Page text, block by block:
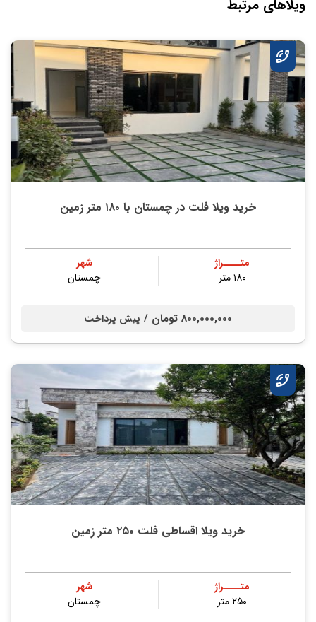
ویلاهای مرتبط
خرید ویلا فلت در چمستان با ۱۸۰ متر زمین
متــــراژ
۱۸۰ متر
شهر
چمستان
800,000,000 تومان / پیش پرداخت
خرید ویلا اقساطی فلت ۲۵۰ متر زمین
متــــراژ
۲۵۰ متر
شهر
چمستان